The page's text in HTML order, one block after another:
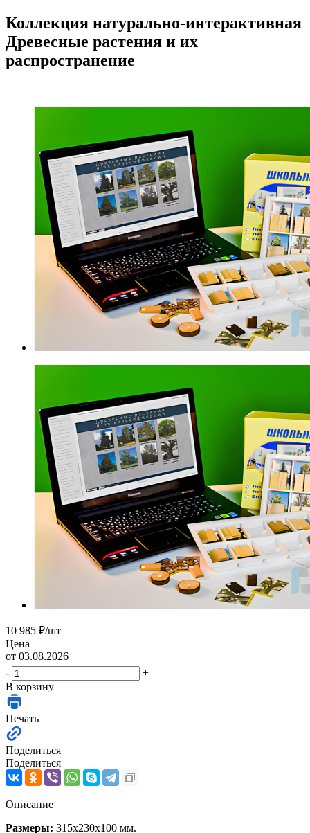
Коллекция натурально-интерактивная
Древесные растения и их
распространение
10 985 ₽/шт
Цена
от 03.08.2026
-
+
В корзину
Печать
Поделиться
Поделиться
Описание
Размеры: 315х230х100 мм.